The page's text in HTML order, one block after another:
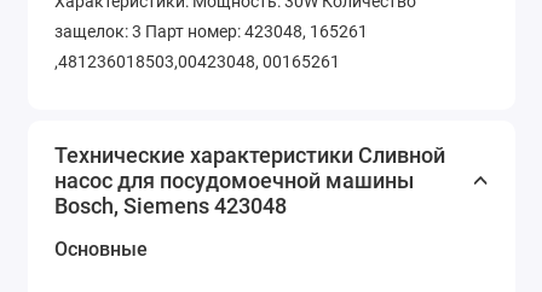
защелок: 3 Парт номер: 423048, 165261
,481236018503,00423048, 00165261
Технические характеристики Сливной
насос для посудомоечной машины
Bosch, Siemens 423048
Основные